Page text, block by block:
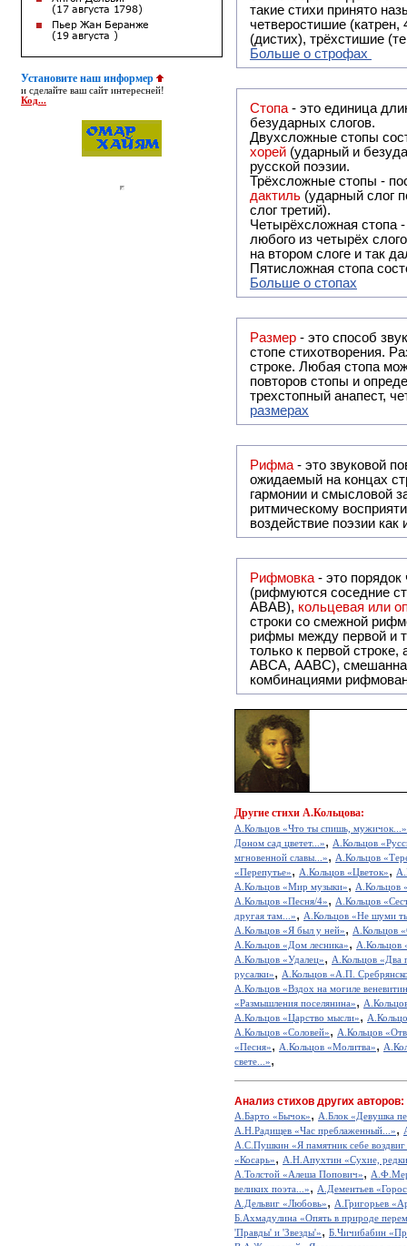
Установите наш информер
и сделайте ваш сайт интересней!
Код...
такие стихи принято называть астрофическими. Самая популярная строфа в русской поэзии -
четверостишие
(дистих), трёхстишие
Больше о строфах
Стопа - это единица
безударных слогов.
Двухсложные стопы
хорей (ударный и
русской поэзии.
Трёхсложные стопы -
дактиль (ударный слог
слог третий).
Четырёхсложная стопа
любого из четырёх
на втором слоге и так
Пятисложная стопа
Больше о стопах
Размер - это способ
стопе стихотворения.
строке. Любая стопа
повторов стопы и
трехстопный анапест,
размерах
Рифма - это звуковой повтор, традиционно используемый в поэзии и, как
ожидаемый на концах
гармонии и смысловой
ритмическому
воздействие поэзии
Рифмовка - это
(рифмуются соседние
ABAB), кольцевая или
строки со смежной
рифмы между первой и
только к первой
ABCA, AABC), смешанная или вольная рифмовка (рифмовка в сложных строфах с различными
комбинациями
Другие стихи А.Кольцова:
А.Кольцов «Что ты спишь, мужичок...»
Доном сад цветет...», А.Кольцов
мгновенной славы...», А.Кольцов
«Перепутье», А.Кольцов «Цветок»,
А.Кольцов «Мир музыки», А.Кольцов
А.Кольцов «Песня/4», А.Кольцов
другая там...», А.Кольцов «Не шуми
А.Кольцов «Я был у ней», А.Кольцов
А.Кольцов «Дом лесника», А.Кольцов
А.Кольцов «Удалец», А.Кольцов «Два
русалки», А.Кольцов «А.П.
А.Кольцов «Вздох на могиле
«Размышления поселянина»,
А.Кольцов «Царство мысли»,
А.Кольцов «Соловей», А.Кольцов
«Песня», А.Кольцов «Молитва»,
свете...»,
Анализ стихов других авторов:
А.Барто «Бычок», А.Блок «Девушка
А.Н.Радищев «Час преблаженный...»,
А.С.Пушкин «Я памятник себе
«Косарь», А.Н.Апухтин «Сухие,
А.Толстой «Алеша Попович»,
великих поэта...», А.Дементьев
А.Дельвиг «Любовь», А.Григорьев
Б.Ахмадулина «Опять в природе
'Правды' и 'Звезды'», Б.Чичибабин